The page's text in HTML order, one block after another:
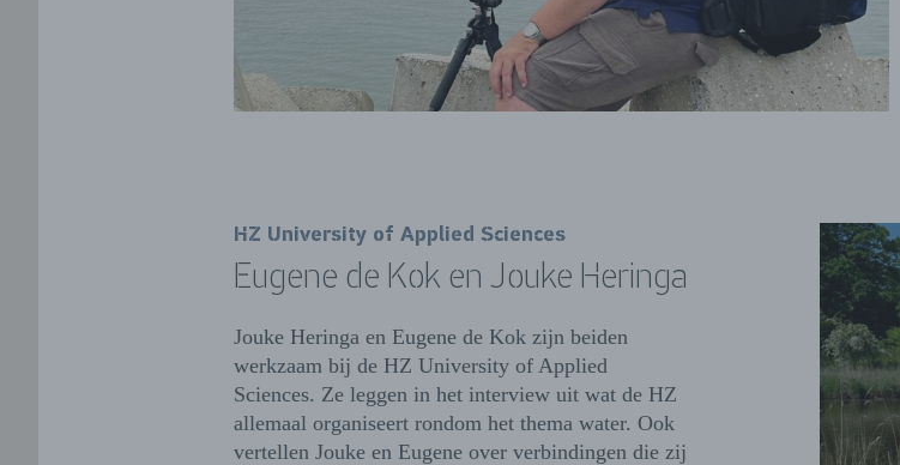
HZ University of Applied Sciences
Eugene de Kok en Jouke Heringa
Jouke Heringa en Eugene de Kok zijn beiden
werkzaam bij de HZ University of Applied
Sciences. Ze leggen in het interview uit wat de HZ
allemaal organiseert rondom het thema water. Ook
vertellen Jouke en Eugene over verbindingen die zij